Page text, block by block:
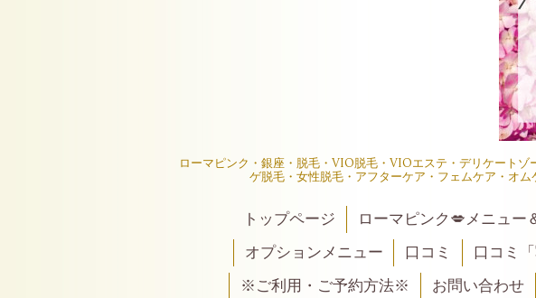
ローマピンク・銀座・脱毛・VIO脱毛・VIOエステ・デリケート
ゲ脱毛・女性脱毛・アフターケア・フェムケア・オ
トップページ ローマピンク💋メニュー
オプションメニュー
口コミ 口コミ「
※ご利用・ご予約方法※
お問い合わせ